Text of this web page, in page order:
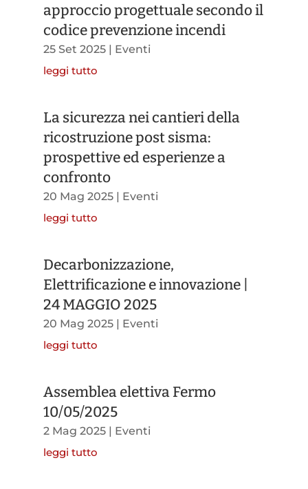
approccio progettuale secondo il
codice prevenzione incendi
25 Set 2025| Eventi
leggi tutto
La sicurezza nei cantieri della
ricostruzione post sisma:
prospettive ed esperienze a
confronto
20 Mag 2025| Eventi
leggi tutto
Decarbonizzazione,
Elettrificazione e innovazione |
24 MAGGIO 2025
20 Mag 2025| Eventi
leggi tutto
Assemblea elettiva Fermo
10/05/2025
2 Mag 2025| Eventi
leggi tutto